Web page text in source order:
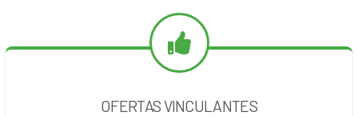
OFERTAS VINCULANTES